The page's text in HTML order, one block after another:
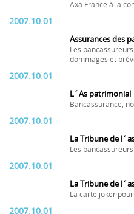
Axa France à la
2007.10.01
Assurances des
Les
dommages et
2007.10.01
L´As patrimonial
Bancassurance,
2007.10.01
La Tribune de
Les
2007.10.01
La Tribune de
La carte joker
2007.10.01